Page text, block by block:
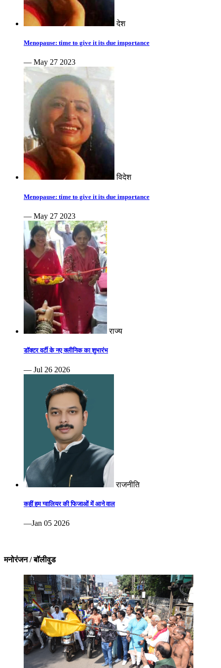
देश
Menopause: time to give it its due importance
— May 27 2023
विदेश
Menopause: time to give it its due importance
— May 27 2023
राज्य
डॉक्टर वर्टी के नए क्लीनिक का शुभारंभ
— Jul 26 2026
राजनीति
कहीं हम ग्वालियर की फिजाओं में आने वाल
—Jan 05 2026
मनोरंजन / बॉलीवुड